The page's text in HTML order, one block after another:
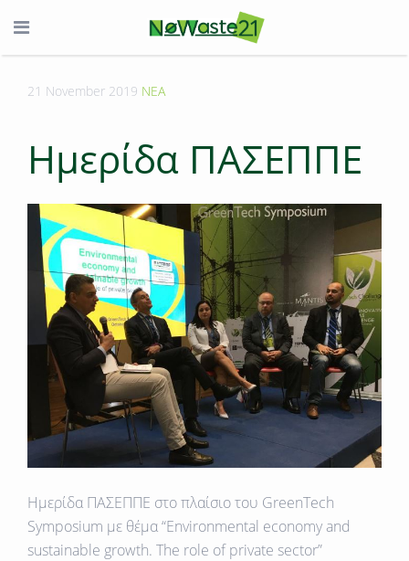
21 November 2019 ΝΕΑ
Ημερίδα ΠΑΣΕΠΠΕ
Ημερίδα ΠΑΣΕΠΠΕ στο πλαίσιο του GreenTech
Symposium με θέμα “Environmental economy and
sustainable growth. The role of private sector”